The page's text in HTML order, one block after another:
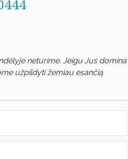
neturime. Jeigu Jus domina
užpildyti žemiau esančią